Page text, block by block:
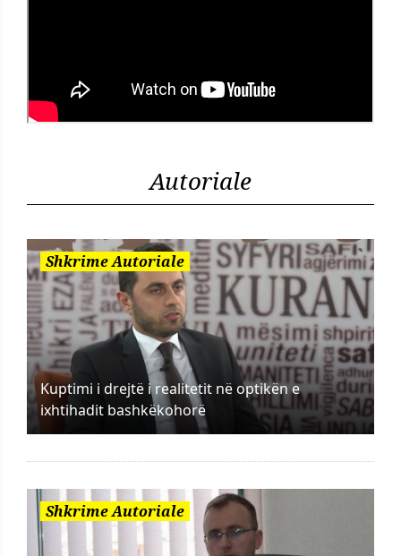
Autoriale
Shkrime Autoriale
Kuptimi i drejtë i realitetit në optikën e
ixhtihadit bashkëkohorë
Shkrime Autoriale